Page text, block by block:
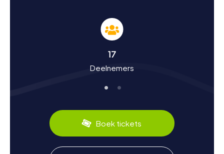
De myCityHunt speurtochten in Dorfen bieden je de kans
duiken. Dorfen werd voor het eerst vermeld in 773 en
heeft sindsdien een bewogen geschiedenis
een van de meest bezochte bedevaartsoorden in Zuid-
de stad op stelten zette? Tijdens onze speurtochten
kom je al deze spannende details te weten en nog veel
meer. Bovendien kun je lokale culinaire specialiteiten
zoals het Dorfener bier proeven, dat een lange traditie in
de stad heeft.
17
Deelnemers
Boek tickets